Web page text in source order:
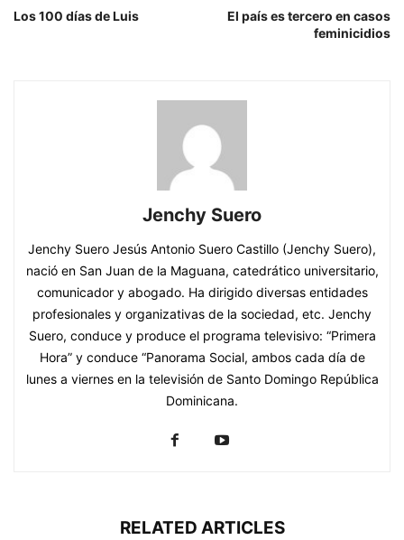
Los 100 días de Luis
El país es tercero en casos
feminicidios
Jenchy Suero
Jenchy Suero Jesús Antonio Suero Castillo (Jenchy Suero),
nació en San Juan de la Maguana, catedrático universitario,
comunicador y abogado. Ha dirigido diversas entidades
profesionales y organizativas de la sociedad, etc. Jenchy
Suero, conduce y produce el programa televisivo: “Primera
Hora” y conduce “Panorama Social, ambos cada día de
lunes a viernes en la televisión de Santo Domingo República
Dominicana.
RELATED ARTICLES